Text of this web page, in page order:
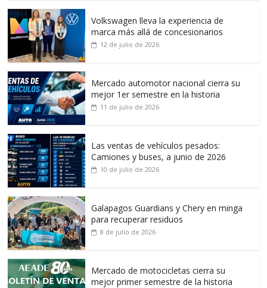
Volkswagen lleva la experiencia de
marca más allá de concesionarios
12 de julio de 2026
Mercado automotor nacional cierra su
mejor 1er semestre en la historia
11 de julio de 2026
Las ventas de vehículos pesados:
Camiones y buses, a junio de 2026
10 de julio de 2026
Galapagos Guardians y Chery en minga
para recuperar residuos
8 de julio de 2026
Mercado de motocicletas cierra su
mejor primer semestre de la historia